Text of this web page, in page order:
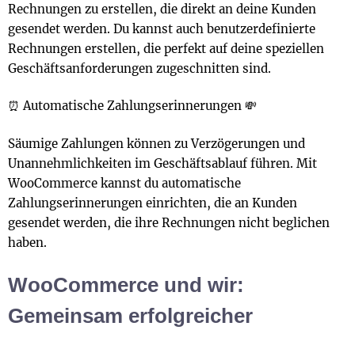
Rechnungen zu erstellen, die direkt an deine Kunden
gesendet werden. Du kannst auch benutzerdefinierte
Rechnungen erstellen, die perfekt auf deine speziellen
Geschäftsanforderungen zugeschnitten sind.
⏰ Automatische Zahlungserinnerungen 💸
Säumige Zahlungen können zu Verzögerungen und
Unannehmlichkeiten im Geschäftsablauf führen. Mit
WooCommerce kannst du automatische
Zahlungserinnerungen einrichten, die an Kunden
gesendet werden, die ihre Rechnungen nicht beglichen
haben.
WooCommerce und wir:
Gemeinsam erfolgreicher